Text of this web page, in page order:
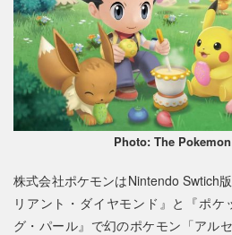
Photo: The
株式会社ポケモンはNintendo Swtich
リアント・ダイヤモンド』と『ポ
グ・パール』で幻のポケモン「アル